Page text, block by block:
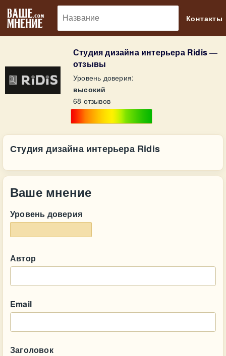
Контакты
Студия дизайна интерьера Ridis —
отзывы
Уровень доверия:
высокий
68 отзывов
Студия дизайна интерьера Ridis
Ваше мнение
Уровень доверия
Автор
Email
Заголовок